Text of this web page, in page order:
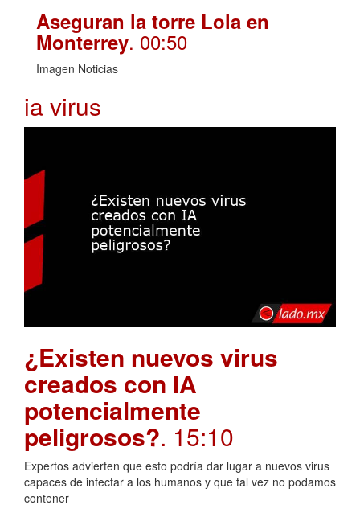
Aseguran la torre Lola en
Monterrey. 00:50
Imagen Noticias
ia virus
¿Existen nuevos virus
creados con IA
potencialmente
peligrosos?. 15:10
Expertos advierten que esto podría dar lugar a nuevos virus
capaces de infectar a los humanos y que tal vez no podamos
contener